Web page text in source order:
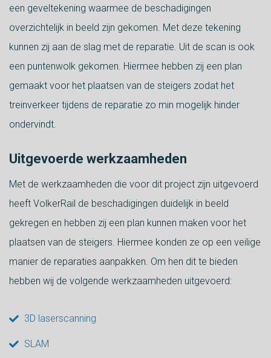
een geveltekening waarmee de beschadigingen
overzichtelijk in beeld zijn gekomen. Met deze tekening
kunnen zij aan de slag met de reparatie. Uit de scan is ook
een puntenwolk gekomen. Hiermee hebben zij een plan
gemaakt voor het plaatsen van de steigers zodat het
treinverkeer tijdens de reparatie zo min mogelijk hinder
ondervindt.
Uitgevoerde werkzaamheden
Met de werkzaamheden die voor dit project zijn uitgevoerd
heeft VolkerRail de beschadigingen duidelijk in beeld
gekregen en hebben zij een plan kunnen maken voor het
plaatsen van de steigers. Hiermee konden ze op een veilige
manier de reparaties aanpakken. Om hen dit te bieden
hebben wij de volgende werkzaamheden uitgevoerd:
3D laserscanning
SLAM